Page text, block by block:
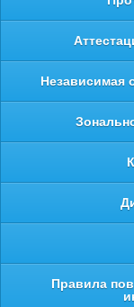
Независимая
Правила